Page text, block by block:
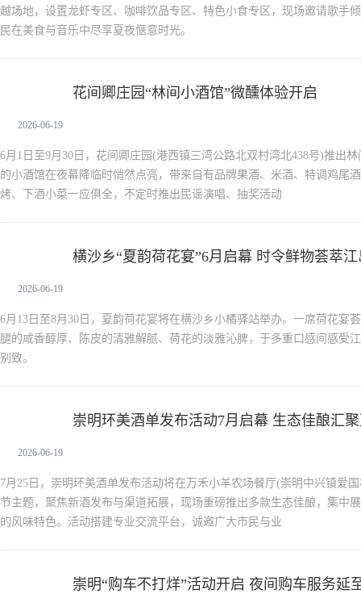
越场地，设置龙虾专区、咖啡饮品专区、特色小食专区，现场邀请歌手
民在美食与音乐中尽享夏夜惬意时光。
花间卿庄园“林间小酒馆”微醺体验开启
2026-06-19
6月1日至9月30日，花间卿庄园(港西镇三湾公路北双村湾北438号)推出
的小酒馆在夜幕降临时悄然点亮，带来自有品牌果酒、米酒、特调鸡尾
烤、下酒小菜一应俱全，不定时推出民谣演唱、抽奖活动
横沙乡“夏韵荷花宴”6月启幕 时令鲜物荟萃
2026-06-19
6月13日至8月30日，夏韵荷花宴将在横沙乡小橘驿站举办。一席荷花宴
腿的咸香醇厚、陈皮的清雅解腻、荷花的淡雅沁脾，于多重口感间感受
别致。
崇明环美酒单发布活动7月启幕 生态佳酿汇
2026-06-19
7月25日，崇明环美酒单发布活动将在万禾小羊农场餐厅(崇明中兴镇爱
节主题，聚焦新酒发布与渠道拓展，现场重磅推出多款生态佳酿，集中
的风味特色。活动搭建专业交流平台，诚邀广大市民与业
崇明“购车不打烊”活动开启 夜间购车服务延